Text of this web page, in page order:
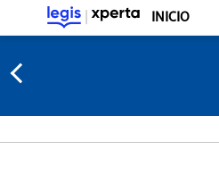
INICIO